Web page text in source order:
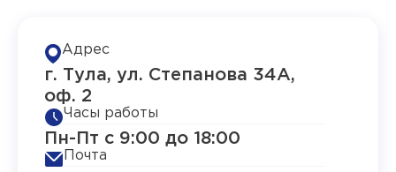
Адрес
г. Тула, ул. Степанова 34А,
оф. 2
Часы работы
Пн-Пт с 9:00 до 18:00
Почта